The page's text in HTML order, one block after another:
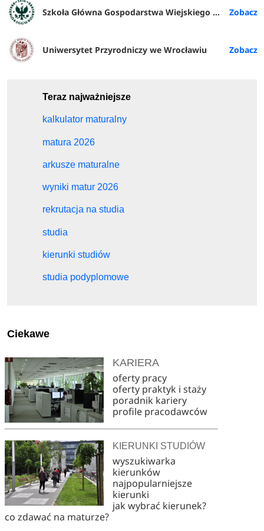
Szkoła Główna Gospodarstwa Wiejskiego w Warszawie
Uniwersytet Przyrodniczy we Wrocławiu
Teraz najważniejsze
kalkulator maturalny
matura 2026
arkusze maturalne
wyniki matur 2026
rekrutacja na studia
studia
kierunki studiów
studia podyplomowe
Ciekawe
KARIERA
oferty pracy
oferty praktyk i staży
poradnik kariery
profile pracodawców
KIERUNKI STUDIÓW
wyszukiwarka
kierunków
najpopularniejsze
kierunki
jak wybrać kierunek?
co zdawać na maturze?